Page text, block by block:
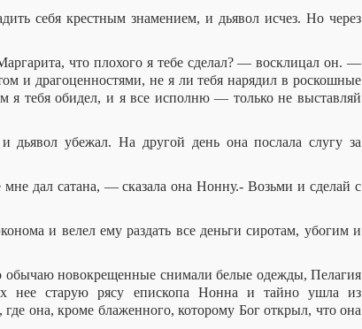
себя крестным знамением, и дьявол исчез. Но через
что плохого я тебе сделал? — восклицал он. —
и драгоценностями, не я ли тебя нарядил в роскошные
я тебя обидел, и я все исполню — только не выставляй
и дьявол убежал. На другой день она послала слугу за
дал сатана, — сказала она Нонну.- Возьми и сделай с
и велел ему раздать все деньги сиротам, убогим и
обычаю новокрещенные снимали белые одежды, Пелагия
нее старую рясу епископа Нонна и тайно ушла из
она, кроме блаженного, которому Бог открыл, что она